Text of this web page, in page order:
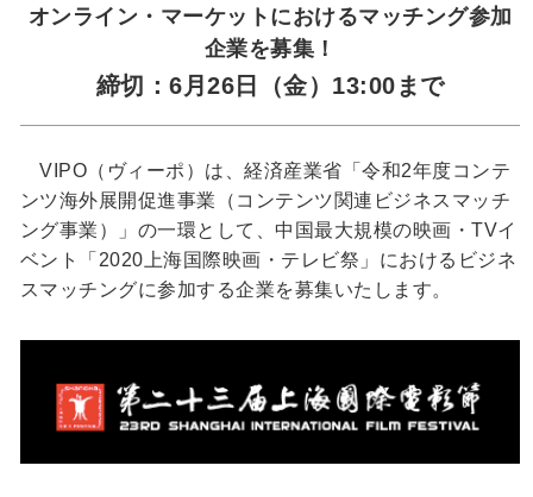
オンライン・マーケットにおけるマッチング参加
企業を募集！
締切：6月26日（金）13:00まで
VIPO（ヴィーポ）は、経済産業省「令和2年度コンテ
ンツ海外展開促進事業（コンテンツ関連ビジネスマッチ
ング事業）」の一環として、中国最大規模の映画・TVイ
ベント「2020上海国際映画・テレビ祭」におけるビジネ
スマッチングに参加する企業を募集いたします。